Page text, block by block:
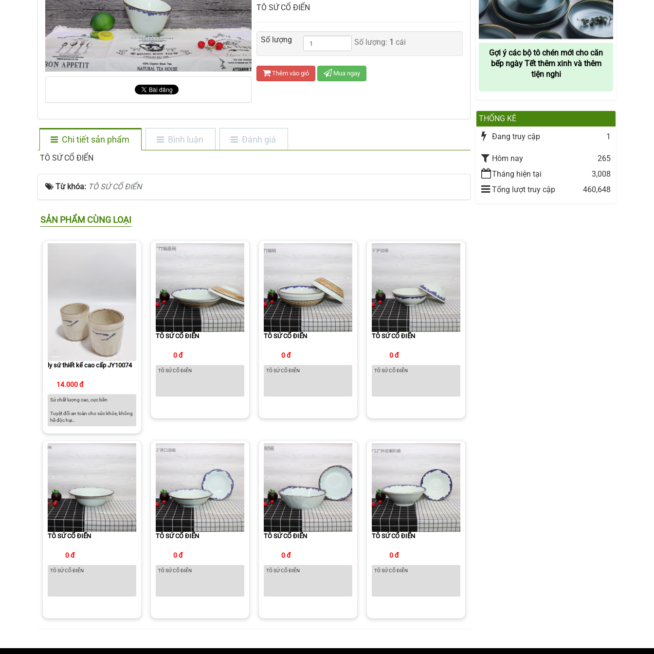
TÔ SỨ CỔ ĐIỂN
Số lượng Số lượng: 1 cái
Thêm vào giỏ Mua ngay
Chi tiết sản phẩm Bình luận Đánh giá
TÔ SỨ CỔ ĐIỂN
Từ khóa: TÔ SỨ CỔ ĐIỂN
SẢN PHẨM CÙNG LOẠI
ly sứ thiết kế cao cấp JY10074
14.000 đ
Sứ chất lượng cao, cực bền
Tuyệt đối an toàn cho sức khỏe, không
hề độc hại
Có thể sử dụng trong lò vi sóng, lò
Màu sắc thanh lịch dành cho căn bếp
TÔ SỨ CỔ ĐIỂN
0 đ
TÔ SỨ CỔ ĐIỂN
TÔ SỨ CỔ ĐIỂN
0 đ
TÔ SỨ CỔ ĐIỂN
TÔ SỨ CỔ ĐIỂN
0 đ
TÔ SỨ CỔ ĐIỂN
TÔ SỨ CỔ ĐIỂN
0 đ
TÔ SỨ CỔ ĐIỂN
TÔ SỨ CỔ ĐIỂN
0 đ
TÔ SỨ CỔ ĐIỂN
TÔ SỨ CỔ ĐIỂN
0 đ
TÔ SỨ CỔ ĐIỂN
TÔ SỨ CỔ ĐIỂN
0 đ
TÔ SỨ CỔ ĐIỂN
Gợi ý các bộ tô chén mới cho căn
bếp ngày Tết thêm xinh và thêm
tiện nghi
THỐNG KÊ
Đang truy cập
1
Hôm nay
265
Tháng hiện tại
3,008
Tổng lượt truy cập
460,648